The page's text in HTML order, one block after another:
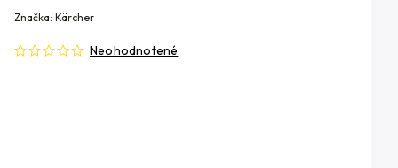
Neohodnotené
Značka: Kärcher